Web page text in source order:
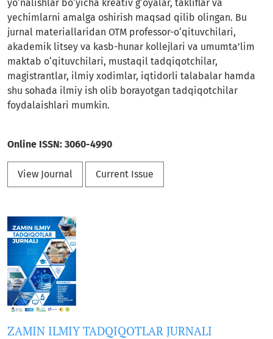
yo‘nalishlar bo‘yicha kreativ g‘oyalar, takliflar va
yechimlarni amalga oshirish maqsad qilib olingan. Bu
jurnal materiallaridan OTM professor-o‘qituvchilari,
akademik litsey va kasb-hunar kollejlari va umumta’lim
maktab o‘qituvchilari, mustaqil tadqiqotchilar,
magistrantlar, ilmiy xodimlar, iqtidorli talabalar hamda
shu sohada ilmiy ish olib borayotgan tadqiqotchilar
foydalaishlari mumkin.
Online ISSN: 3060-4990
View Journal Current Issue
ZAMIN ILMIY TADQIQOTLAR JURNALI